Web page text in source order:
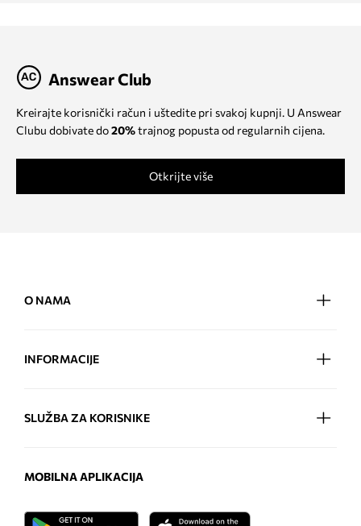
Answear Club
Kreirajte korisnički račun i uštedite pri svakoj kupnji. U Answear
Clubu dobivate do20%trajnog popusta od regularnih cijena.
Otkrijte više
O NAMA
INFORMACIJE
SLUŽBA ZA KORISNIKE
MOBILNA APLIKACIJA